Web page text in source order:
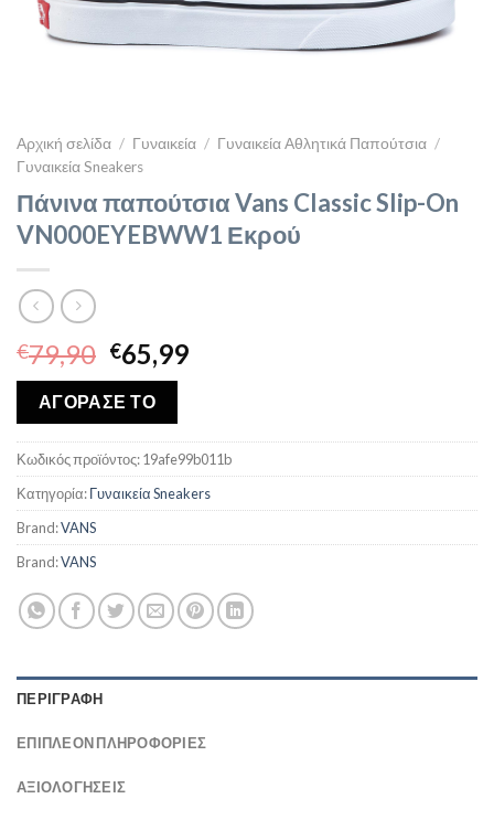
Αρχική σελίδα / Γυναικεία / Γυναικεία Αθλητικά Παπούτσια /
Γυναικεία Sneakers
Πάνινα παπούτσια Vans Classic Slip-On
VN000EYEBWW1 Εκρού
€79,90 Original
price
was:
€79,90.
€65,99Η
€65,99.
ΑΓΟΡΑΣΕ ΤΟ
Κωδικός προϊόντος:19afe99b011b
Κατηγορία:Γυναικεία Sneakers
Brand:VANS
Brand:VANS
ΠΕΡΙΓΡΑΦΉ
ΕΠΙΠΛΈΟΝ ΠΛΗΡΟΦΟΡΊΕΣ
ΑΞΙΟΛΟΓΗΣΕΙΣ